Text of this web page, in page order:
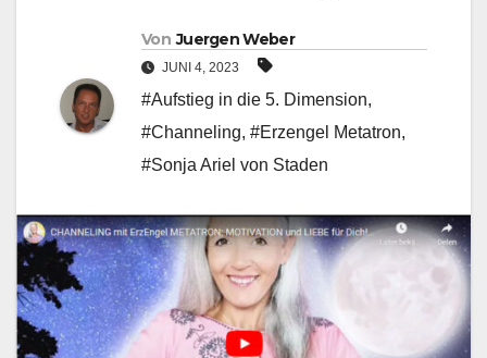
Von Juergen Weber
JUNI 4, 2023
#Aufstieg in die 5. Dimension,
#Channeling, #Erzengel Metatron,
#Sonja Ariel von Staden